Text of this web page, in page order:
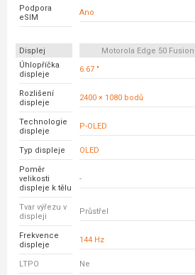
Podpora
eSIM
Ano
Displej Motorola Edge 50 Fusion
Úhlopříčka
displeje
6.67 "
Rozlišení
displeje
2400 × 1080 bodů
Technologie
displeje
P-OLED
Typ displeje OLED
Poměr
velikosti
displeje k tělu
-
Tvar výřezu v
displeji
Průstřel
Frekvence
displeje
144 Hz
LTPO Ne